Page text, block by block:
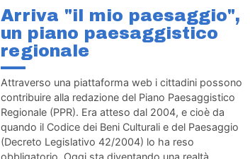
Arriva "il mio paesaggio",
un piano paesaggistico
regionale
Attraverso una piattaforma web i cittadini possono
contribuire alla redazione del Piano Paesaggistico
Regionale (PPR). Era atteso dal 2004, e cioè da
quando il Codice dei Beni Culturali e del Paesaggio
(Decreto Legislativo 42/2004) lo ha reso